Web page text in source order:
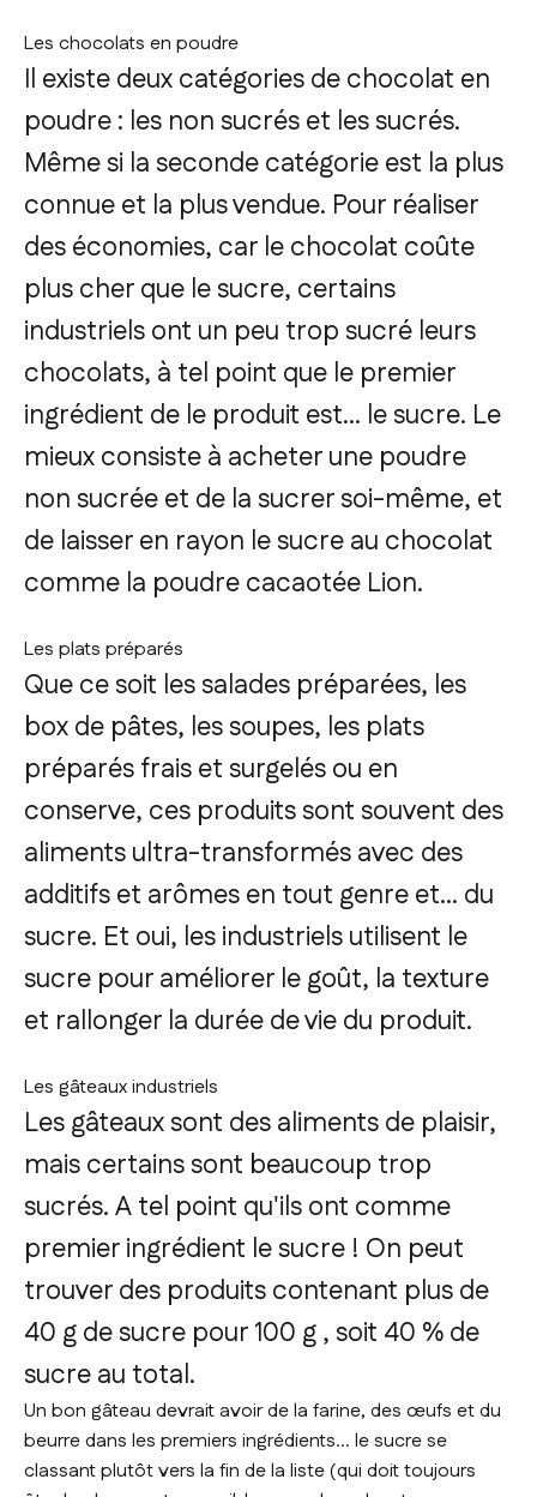
Les chocolats en poudre
Il existe deux catégories de chocolat en
poudre : les non sucrés et les sucrés.
Même si la seconde catégorie est la plus
connue et la plus vendue. Pour réaliser
des économies, car le chocolat coûte
plus cher que le sucre, certains
industriels ont un peu trop sucré leurs
chocolats, à tel point que le premier
ingrédient de le produit est… le sucre. Le
mieux consiste à acheter une poudre
non sucrée et de la sucrer soi-même, et
de laisser en rayon le sucre au chocolat
comme la poudre cacaotée Lion.
Les plats préparés
Que ce soit les salades préparées, les
box de pâtes, les soupes, les plats
préparés frais et surgelés ou en
conserve, ces produits sont souvent des
aliments ultra-transformés avec des
additifs et arômes en tout genre et… du
sucre. Et oui, les industriels utilisent le
sucre pour améliorer le goût, la texture
et rallonger la durée de vie du produit.
Les gâteaux industriels
Les gâteaux sont des aliments de plaisir,
mais certains sont beaucoup trop
sucrés. A tel point qu'ils ont comme
premier ingrédient le sucre ! On peut
trouver des produits contenant plus de
40 g de sucre pour 100 g , soit 40 % de
sucre au total.
Un bon gâteau devrait avoir de la farine, des œufs et du
beurre dans les premiers ingrédients... le sucre se
classant plutôt vers la fin de la liste (qui doit toujours